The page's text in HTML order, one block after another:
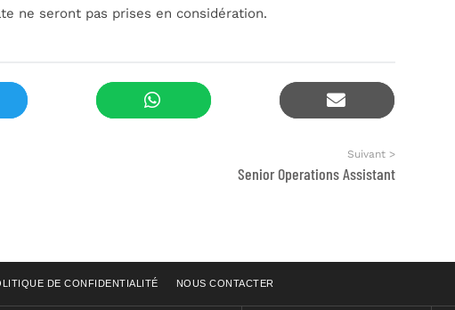
ne seront pas prises en considération.
Suivant >
Senior Operations Assistant
DE CONFIDENTIALITÉ NOUS CONTACTER